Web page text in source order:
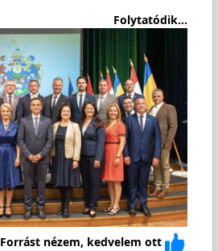
Folytatódik...
Forrást nézem, kedvelem ott